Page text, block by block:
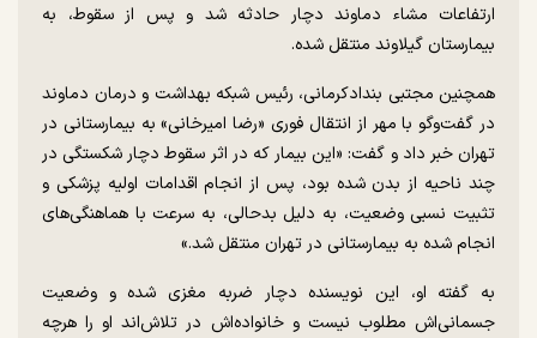
ارتفاعات مشاء دماوند دچار حادثه شد و پس از سقوط، به
بیمارستان گیلاوند منتقل شده.
همچنین مجتبی بندادکرمانی، رئیس شبکه بهداشت و درمان دماوند
در گفت‌و‌گو با مهر از انتقال فوری «رضا امیرخانی» به بیمارستانی در
تهران خبر داد و گفت: «این بیمار که در اثر سقوط دچار شکستگی در
چند ناحیه از بدن شده بود، پس از انجام اقدامات اولیه پزشکی و
تثبیت نسبی وضعیت، به دلیل بدحالی، به سرعت با هماهنگی‌های
انجام شده به بیمارستانی در تهران منتقل شد.»
به گفته او، این نویسنده دچار ضربه مغزی شده و وضعیت
جسمانی‌اش مطلوب نیست و خانواده‌اش در تلاش‌اند او را هرچه